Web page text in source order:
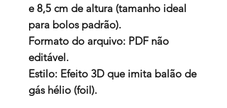
e 8,5 cm de altura (tamanho ideal
para bolos padrão).
Formato do arquivo: PDF não
editável.
Estilo: Efeito 3D que imita balão de
gás hélio (foil).